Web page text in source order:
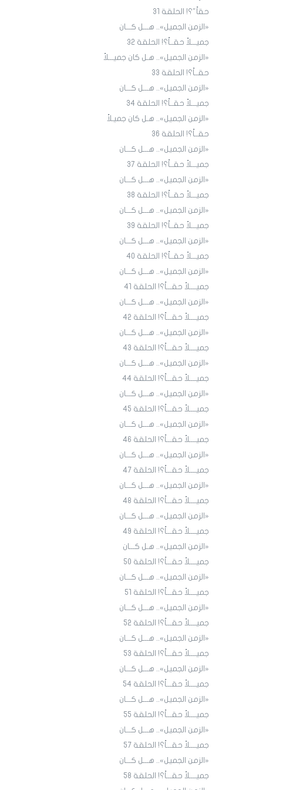
حقاً"؟! الحلقة 31
«الزمن الجميل».. هـــل كـــان
جميـــلاً حقــاً؟! الحلقة ٣٢
«الزمن الجميل».. هـل كان جميـــلاً
حقــاً؟! الحلقة 33
«الزمن الجميل».. هـــل كـــان
جميـــلاً حقــاً؟! الحلقة 34
«الزمن الجميل».. هـل كان جميـلاً
حقــاً؟! الحلقة 36
«الزمن الجميل».. هـــل كـــان
جميـــلاً حقــاً؟! الحلقة 3٧
«الزمن الجميل».. هـــل كـــان
جميـــلاً حقــاً؟! الحلقة 38
«الزمن الجميل».. هـــل كـــان
جميـــلاً حقــاً؟! الحلقة 39
«الزمن الجميل».. هـــل كـــان
جميـــلاً حقــاً؟! الحلقة 40
«الزمن الجميل».. هـــل كـــان
جميــــلاً حقـــاً؟! الحلقة 4١
«الزمن الجميل».. هـــل كـــان
جميــــلاً حقـــاً؟! الحلقة 4٢
«الزمن الجميل».. هـــل كـــان
جميــــلاً حقـــاً؟! الحلقة 43
«الزمن الجميل».. هـــل كـــان
جميــــلاً حقـــاً؟! الحلقة 44
«الزمن الجميل».. هـــل كـــان
جميــــلاً حقـــاً؟! الحلقة 45
«الزمن الجميل».. هـــل كـــان
جميــــلاً حقـــاً؟! الحلقة ٤٦
«الزمن الجميل».. هـــل كـــان
جميــــلاً حقـــاً؟! الحلقة ٤7
«الزمن الجميل».. هـــل كـــان
جميــــلاً حقـــاً؟! الحلقة ٤٨
«الزمن الجميل».. هـــل كـــان
جميــــلاً حقـــاً؟! الحلقة ٤9
«الزمن الجميل».. هـل كـــان
جميــــلاً حقـــاً؟! الحلقة ٥٠
«الزمن الجميل».. هـــل كـــان
جميــــلاً حقـــاً؟! الحلقة ٥١
«الزمن الجميل».. هـــل كـــان
جميــــلاً حقـــاً؟! الحلقة 52
«الزمن الجميل».. هـــل كـــان
جميــــلاً حقـــاً؟! الحلقة 53
«الزمن الجميل».. هـــل كـــان
جميــــلاً حقـــاً؟! الحلقة 54
«الزمن الجميل».. هـــل كـــان
جميــــلاً حقـــاً؟! الحلقة 55
«الزمن الجميل».. هـــل كـــان
جميــــلاً حقـــاً؟! الحلقة 57
«الزمن الجميل».. هـــل كـــان
جميــــلاً حقـــاً؟! الحلقة 58